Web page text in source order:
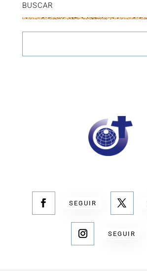
BUSCAR
SEGUIR
SEGUIR